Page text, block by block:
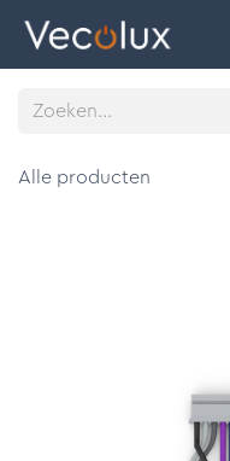
Alle producten